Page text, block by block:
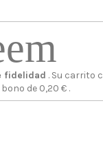
fidelidad . Su carrito
de 0,20 €.